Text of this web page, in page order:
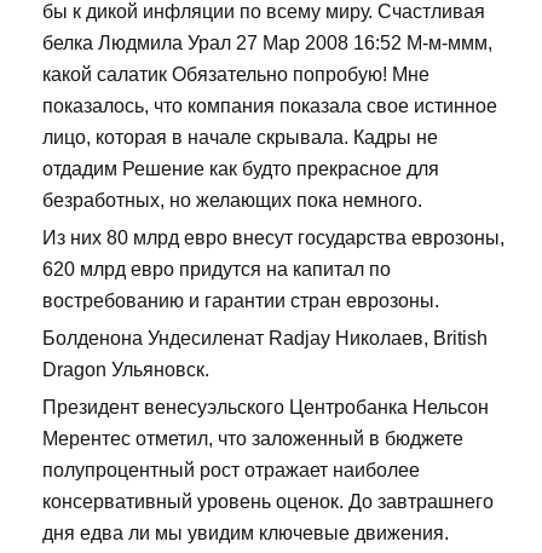
бы к дикой инфляции по всему миру. Счастливая
белка Людмила Урал 27 Мар 2008 16:52 М-м-ммм,
какой салатик Обязательно попробую! Мне
показалось, что компания показала свое истинное
лицо, которая в начале скрывала. Кадры не
отдадим Решение как будто прекрасное для
безработных, но желающих пока немного.
Из них 80 млрд евро внесут государства еврозоны,
620 млрд евро придутся на капитал по
востребованию и гарантии стран еврозоны.
Болденона Ундесиленат Radjay Николаев, British
Dragon Ульяновск.
Президент венесуэльского Центробанка Нельсон
Мерентес отметил, что заложенный в бюджете
полупроцентный рост отражает наиболее
консервативный уровень оценок. До завтрашнего
дня едва ли мы увидим ключевые движения.